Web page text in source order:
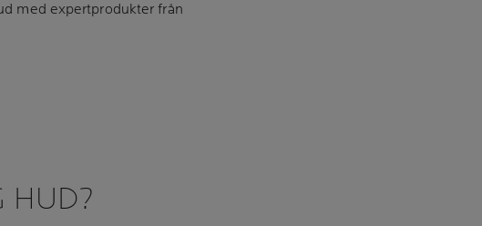
med expertprodukter från
HUD?